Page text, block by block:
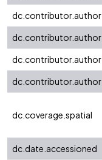
dc.contributor.author
dc.contributor.author
dc.contributor.author
dc.contributor.author
dc.coverage.spatial
dc.date.accessioned